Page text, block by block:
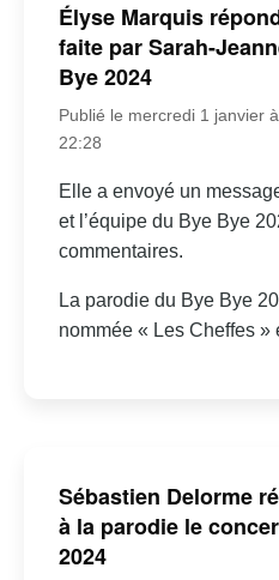
Élyse Marquis
faite par Sarah-
Bye 2024
Publié le mercredi 1 janvier à
22:28
Elle a envoyé un
et l’équipe du Bye Bye
commentaires.
La parodie du Bye Bye
nommée « Les Cheffes »
Sébastien Delorme
à la parodie le
2024